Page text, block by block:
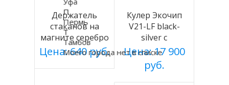
Держатель
стаканов на
магните серебро
Цена: 640 руб.
Кулер Экочип
V21-LF black-
silver с
холодильником
Цена: 17 900
руб.
П
Пермь
Т
Тамбов
Моего города нет в списке